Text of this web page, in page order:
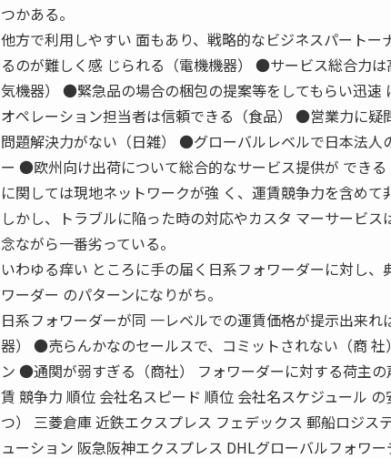
つかある。
他方で利用しやすい 面もあり、戦略的なビジネスパート
るのが難しく感 じられる（電機機器） ●サービス総合力
気機器） ●緊急品の場合の梱包の提案等をしてもらい迅
オペレーション担当者は信頼できる（食品） ●営業力に疑
問題解決力がない（日雑） ●グローバルレベルで日本法人
ー ●欧州向け出荷について総合的なサービス提供が でき
に関しては現地ネットワークが強 く、運賃競争力を含めて
しかし、トラブルに陥った時の対応やカスタ マーサービ
念ながら一番劣っている。
いわゆる痒い ところに手の届く日系フォワーダーに対し
ワーダー のパターンになりがち。
日系フォワーダーが同 一レベルでの運賃価格が提示出来
器） ●売らんかなのセールスで、コミットされない（商
ン ●通関が弱すぎる（商社） フォワーダーに対する荷
賃 競争力 順位 会社名スピード 順位 会社名スケジュール
つ） 三菱倉庫 近鉄エクスプレス フェデックス 郵船ロジス
ューション 阪急阪神エクスプレス DHLグローバルフォワ